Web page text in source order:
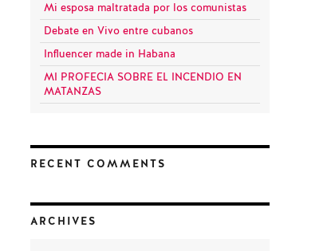
Mi esposa maltratada por los comunistas
Debate en Vivo entre cubanos
Influencer made in Habana
MI PROFECIA SOBRE EL INCENDIO EN
MATANZAS
RECENT COMMENTS
ARCHIVES